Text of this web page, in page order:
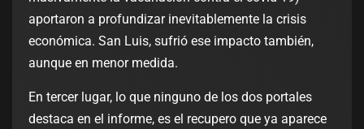
aportaron a profundizar inevitablemente la crisis
económica. San Luis, sufrió ese impacto también,
aunque en menor medida.
En tercer lugar, lo que ninguno de los dos portales
destaca en el informe, es el recupero que ya aparece